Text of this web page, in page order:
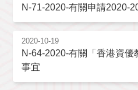
N-71-2020-有關申請2020-
2020-10-19
N-64-2020-有關「香港資
事宜